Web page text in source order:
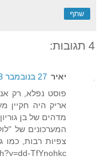
שתף
4 תגובות:
יאיר 27 בנובמבר 2013 בשעה 15:20
פוסט נפלא, רק
אריק היה חקיין
מדהים של בן
המערכונים של
צפיות רבות,
TfYnohkc